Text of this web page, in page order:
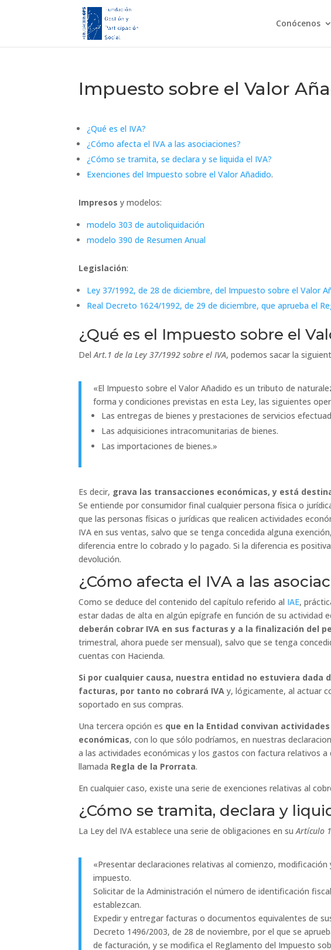
Conócenos
Impuesto sobre el Valor
¿Qué es el IVA?
¿Cómo afecta el IVA a las asociaciones?
¿Cómo se tramita, se declara y se liquida el IVA?
Exenciones del Impuesto sobre el Valor Añadido.
Impresos y modelos:
modelo 303 de autoliquidación
modelo 390 de Resumen Anual
Legislación:
Ley 37/1992, de 28 de diciembre, del Impuesto sobre el Valor
Real Decreto 1624/1992, de 29 de diciembre, que aprueba el
¿Qué es el Impuesto sobre el
DelArt.1 de la Ley 37/1992 sobre el IVA, podemos sacar la
«El Impuesto sobre el Valor Añadido es un tributo de
forma y condiciones previstas en esta Ley, las siguientes
Las entregas de bienes y prestaciones de servicios
Las adquisiciones intracomunitarias de bienes.
Las importaciones de bienes.»
Es decir, grava las transacciones económicas, y está
Se entiende por consumidor final cualquier persona física o
que las personas físicas o jurídicas que realicen actividades
IVA en sus ventas, salvo que se tenga concedida alguna
diferencia entre lo cobrado y lo pagado. Si la diferencia es
devolución.
¿Cómo afecta el IVA a las
Como se deduce del contenido del capítulo referido al IAE,
estar dadas de alta en algún epígrafe en función de su actividad
deberán cobrar IVA en sus facturas y a la finalización del
trimestral, ahora puede ser mensual), salvo que se tenga
cuentas con Hacienda.
Si por cualquier causa, nuestra entidad no estuviera dada
facturas, por tanto no cobrará IVA y, lógicamente, al actuar
soportado en sus compras.
Una tercera opción es que en la Entidad convivan
económicas, con lo que sólo podríamos, en nuestras
a las actividades económicas y los gastos con factura relativos
llamada Regla de la Prorrata.
En cualquier caso, existe una serie de exenciones relativas al
¿Cómo se tramita, declara y
La Ley del IVA establece una serie de obligaciones en suArtículo
«Presentar declaraciones relativas al comienzo,
impuesto.
Solicitar de la Administración el número de identificación
establezcan.
Expedir y entregar facturas o documentos equivalentes de
Decreto 1496/2003, de 28 de noviembre, por el que se
de facturación, y se modifica el Reglamento del Impuesto